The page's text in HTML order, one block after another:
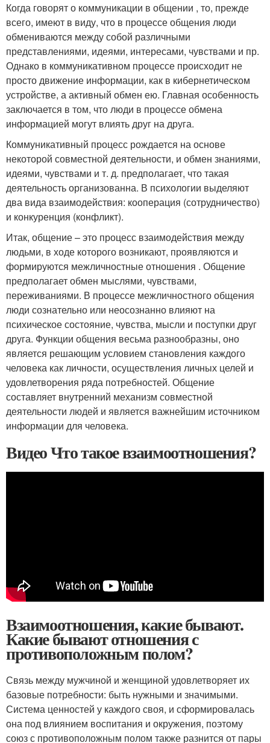
Когда говорят о коммуникации в общении , то, прежде
всего, имеют в виду, что в процессе общения люди
обмениваются между собой различными
представлениями, идеями, интересами, чувствами и пр.
Однако в коммуникативном процессе происходит не
просто движение информации, как в кибернетическом
устройстве, а активный обмен ею. Главная особенность
заключается в том, что люди в процессе обмена
информацией могут влиять друг на друга.
Коммуникативный процесс рождается на основе
некоторой совместной деятельности, и обмен знаниями,
идеями, чувствами и т. д. предполагает, что такая
деятельность организованна. В психологии выделяют
два вида взаимодействия: кооперация (сотрудничество)
и конкуренция (конфликт).
Итак, общение – это процесс взаимодействия между
людьми, в ходе которого возникают, проявляются и
формируются межличностные отношения . Общение
предполагает обмен мыслями, чувствами,
переживаниями. В процессе межличностного общения
люди сознательно или неосознанно влияют на
психическое состояние, чувства, мысли и поступки друг
друга. Функции общения весьма разнообразны, оно
является решающим условием становления каждого
человека как личности, осуществления личных целей и
удовлетворения ряда потребностей. Общение
составляет внутренний механизм совместной
деятельности людей и является важнейшим источником
информации для человека.
Видео Что такое взаимоотношения?
Взаимоотношения, какие бывают.
Какие бывают отношения с
противоположным полом?
Связь между мужчиной и женщиной удовлетворяет их
базовые потребности: быть нужными и значимыми.
Система ценностей у каждого своя, и сформировалась
она под влиянием воспитания и окружения, поэтому
союз с противоположным полом также разнится от пары